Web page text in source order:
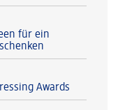
für ein
Awards